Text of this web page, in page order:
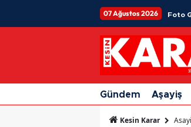
07 Ağustos 2026 Foto
Gündem Aşayiş
Kesin Karar